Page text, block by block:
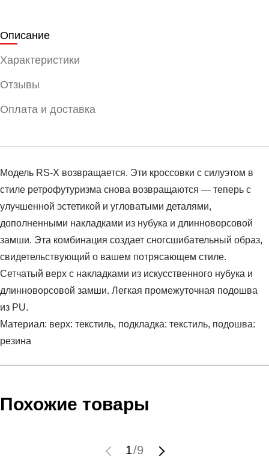
Описание
Характеристики
Отзывы
Оплата и доставка
Модель RS-X возвращается. Эти кроссовки с силуэтом в
стиле ретрофутуризма снова возвращаются — теперь с
улучшенной эстетикой и угловатыми деталями,
дополненными накладками из нубука и длинноворсовой
замши. Эта комбинация создает сногсшибательный образ,
свидетельствующий о вашем потрясающем стиле.
Сетчатый верх с накладками из искусственного нубука и
длинноворсовой замши. Легкая промежуточная подошва
из PU.
Материал: верх: текстиль, подкладка: текстиль, подошва:
резина
Пол:унисекс
спортивный стиль
Заказ берется в работу только после оплаты счета.
Счет заранее согласовывается с клиентом.
выставления счета менеджером.
Похожие товары
1/9